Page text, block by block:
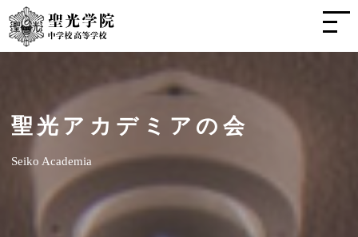
聖光アカデミアの会
Seiko Academia